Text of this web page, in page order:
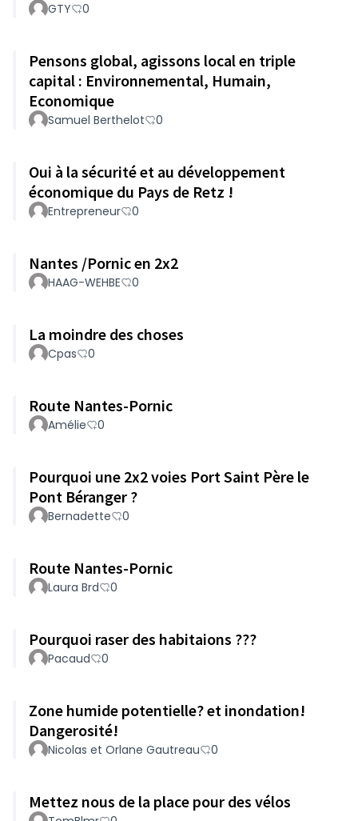
GTY 0
Pensons global, agissons local en triple
capital : Environnemental, Humain,
Economique
Samuel Berthelot 0
Oui à la sécurité et au développement
économique du Pays de Retz !
Entrepreneur 0
Nantes /Pornic en 2x2
HAAG-WEHBE 0
La moindre des choses
Cpas 0
Route Nantes-Pornic
Amélie 0
Pourquoi une 2x2 voies Port Saint Père le
Pont Béranger ?
Bernadette 0
Route Nantes-Pornic
Laura Brd 0
Pourquoi raser des habitaions ???
Pacaud 0
Zone humide potentielle? et inondation!
Dangerosité!
Nicolas et Orlane Gautreau 0
Mettez nous de la place pour des vélos